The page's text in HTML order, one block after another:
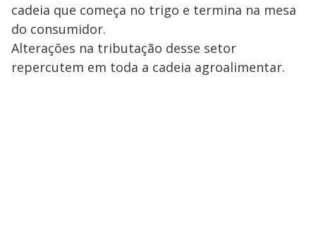
cadeia que começa no trigo e termina na mesa
do consumidor.
Alterações na tributação desse setor
repercutem em toda a cadeia agroalimentar.